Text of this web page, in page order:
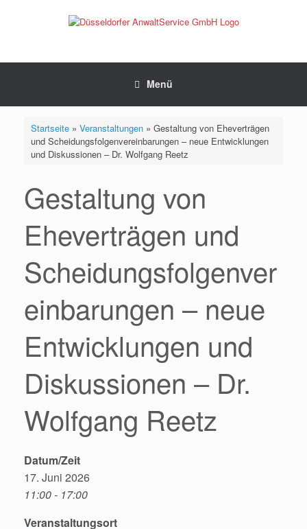
Menü
Startseite» Veranstaltungen» Gestaltung von Eheverträgen
und Scheidungsfolgenvereinbarungen – neue Entwicklungen
und Diskussionen – Dr. Wolfgang Reetz
Gestaltung von
Eheverträgen und
Scheidungsfolgenver
einbarungen – neue
Entwicklungen und
Diskussionen – Dr.
Wolfgang Reetz
Datum/Zeit
17. Juni 2026
11:00 - 17:00
Veranstaltungsort